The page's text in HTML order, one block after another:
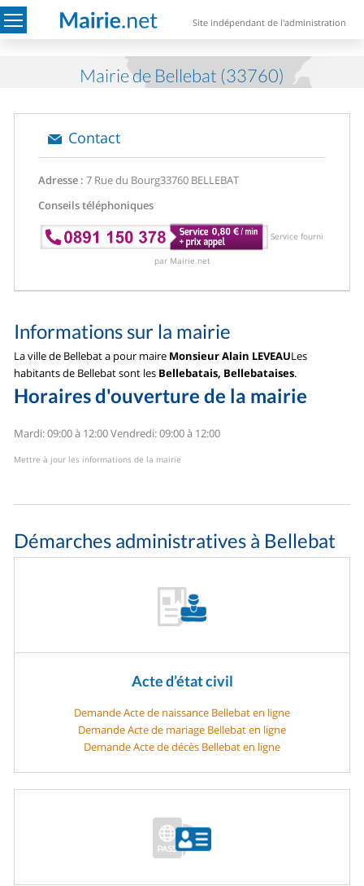
Site indépendant de l'administration
Mairie de Bellebat (33760)
Contact
Adresse : 7 Rue du Bourg33760 BELLEBAT
Conseils téléphoniques
Service fourni
par Mairie.net
Informations sur la mairie
La ville de Bellebat a pour maire Monsieur Alain LEVEAULes
habitants de Bellebat sont les Bellebatais, Bellebataises.
Horaires d'ouverture de la mairie
Mardi: 09:00 à 12:00Vendredi: 09:00 à 12:00
Mettre à jour les informations de la mairie
Démarches administratives à Bellebat
Acte d’état civil
Demande Acte de naissance Bellebat en ligne
Demande Acte de mariage Bellebat en ligne
Demande Acte de décès Bellebat en ligne